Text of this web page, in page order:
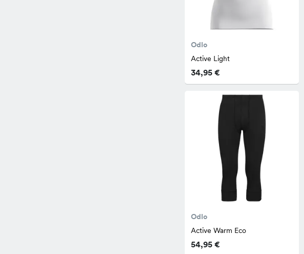
Odlo
Active Light
34,95 €
Odlo
Active Warm Eco
54,95 €